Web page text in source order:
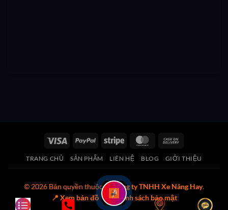
Visa PayPal Stripe MasterCard
Delivery
TRANG CHỦ SẢN PHẨM LIÊN HỆ BLOG GIỚI THIỆU
© 2026 Bản quyền thuộc vềCông ty TNHH Xe Nâng Hay.
📍 Xem bản đồ
🔒 Chính sách bảo mật